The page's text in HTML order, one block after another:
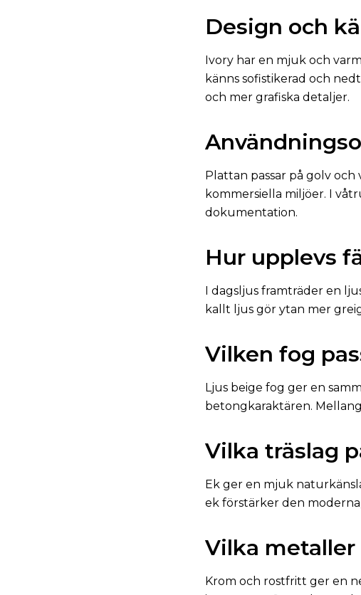
Design och
Ivory har en mjuk och
känns sofistikerad och
och mer grafiska detaljer.
Plattan passar på golv
kommersiella miljöer. I
dokumentation.
Hur upplevs
I dagsljus framträder en
kallt ljus gör ytan mer
Vilken fog
Ljus beige fog ger en
betongkaraktären.
Vilka träslag
Ek ger en mjuk
ek förstärker den
Vilka metaller
Krom och rostfritt ger en